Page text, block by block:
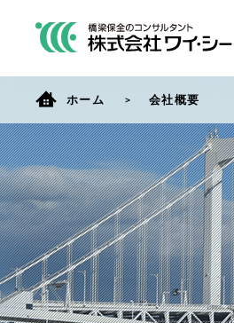
ホーム 会社概要